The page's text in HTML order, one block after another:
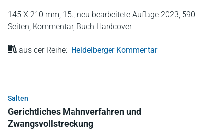
145 X 210 mm, 15., neu bearbeitete Auflage 2023, 590
Seiten, Kommentar, Buch Hardcover
aus der Reihe: Heidelberger Kommentar
Salten
Gerichtliches Mahnverfahren und
Zwangsvollstreckung